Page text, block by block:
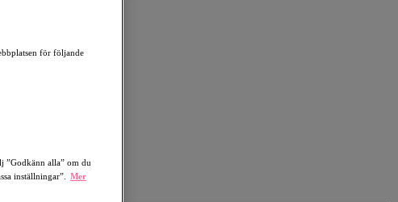
för följande
”Godkänn alla” om du
inställningar”.
Mer